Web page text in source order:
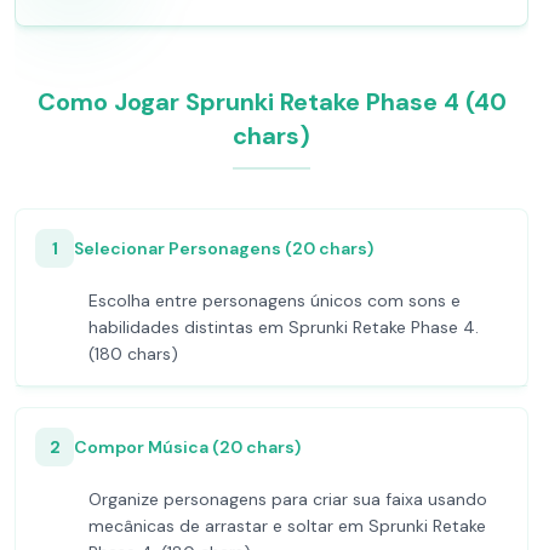
Como Jogar Sprunki Retake Phase 4 (40
chars)
1 Selecionar Personagens (20 chars)
Escolha entre personagens únicos com sons e
habilidades distintas em Sprunki Retake Phase 4.
(180 chars)
2 Compor Música (20 chars)
Organize personagens para criar sua faixa usando
mecânicas de arrastar e soltar em Sprunki Retake